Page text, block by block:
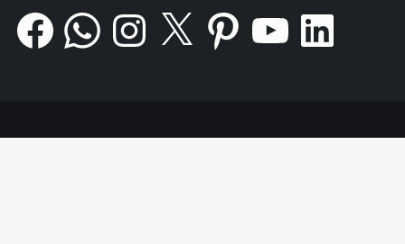
Facebook WhatsAppInstagram Pinterest LinkedIn